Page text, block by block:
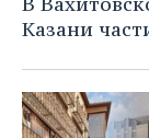
Казани